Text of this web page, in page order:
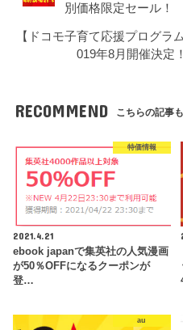
別価格限定セール！
【ドコモ子育て応援プログラ
019年8月開催決定
RECOMMEND こちらの記事
特価情報
2021.4.21
ebook japanで集英社の人気漫画
が50％OFFになるクーポンが
登…
au